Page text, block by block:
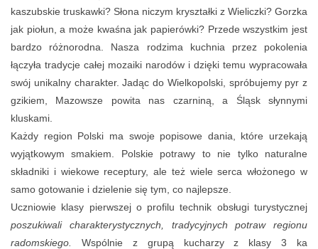
kaszubskie truskawki? Słona niczym kryształki z Wieliczki? Gorzka
jak piołun, a może kwaśna jak papierówki? Przede wszystkim jest
bardzo różnorodna. Nasza rodzima kuchnia przez pokolenia
łączyła tradycje całej mozaiki narodów i dzięki temu wypracowała
swój unikalny charakter. Jadąc do Wielkopolski, spróbujemy pyr z
gzikiem, Mazowsze powita nas czarniną, a Śląsk słynnymi
kluskami.
Każdy region Polski ma swoje popisowe dania, które urzekają
wyjątkowym smakiem. Polskie potrawy to nie tylko naturalne
składniki i wiekowe receptury, ale też wiele serca włożonego w
samo gotowanie i dzielenie się tym, co najlepsze.
Uczniowie klasy pierwszej o profilu technik obsługi turystycznej
poszukiwali charakterystycznych, tradycyjnych potraw regionu
radomskiego.
Wspólnie z grupą kucharzy z klasy 3 ka